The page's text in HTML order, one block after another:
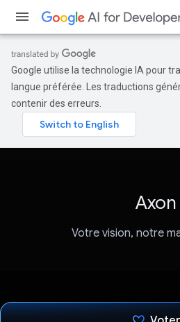
Google utilise la technologie IA pour
langue préférée. Les traductions
contenir des erreurs.
Axon
Votre vision, notre